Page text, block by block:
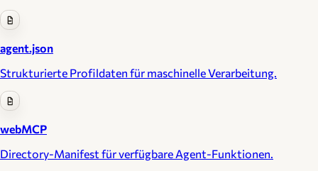
agent.json
Strukturierte Profildaten für maschinelle Verarbeitung.
webMCP
Directory-Manifest für verfügbare Agent-Funktionen.